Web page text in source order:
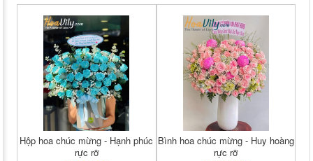
Hộp hoa chúc mừng - Hạnh phúc
rực rỡ
Bình hoa chúc mừng - Huy hoàng
rực rỡ